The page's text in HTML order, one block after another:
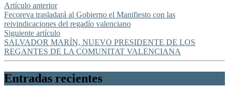
Artículo anterior
Fecoreva trasladará al Gobierno el Manifiesto con las
reivindicaciones del regadío valenciano
Siguiente artículo
SALVADOR MARÍN, NUEVO PRESIDENTE DE LOS
REGANTES DE LA COMUNITAT VALENCIANA
Entradas recientes